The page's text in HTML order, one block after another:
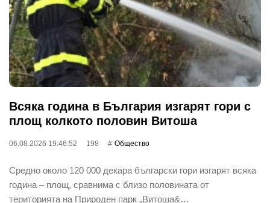
Всяка година в България изгарят гори с
площ колкото половин Витоша
06.08.2026 19:46:52 198 Общество
Средно около 120 000 декара български гори изгарят всяка
година – площ, сравнима с близо половината от
територията на Природен парк „Витоша&…